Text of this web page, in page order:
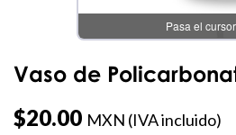
Pasa el
Vaso de
$20.00 MXN (IVA incluido)